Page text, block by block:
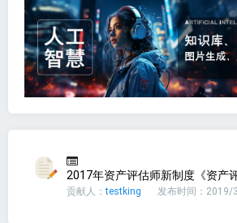
2017年资产评估师新制度《资产
贡献人：testking 发布时间：2019/